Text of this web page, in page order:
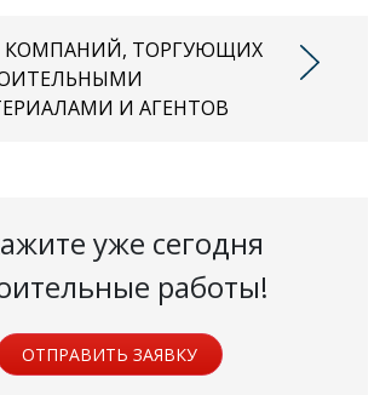
КОМПАНИЙ, ТОРГУЮЩИХ
И АГЕНТОВ
уже сегодня
работы!
ОТПРАВИТЬ ЗАЯВКУ